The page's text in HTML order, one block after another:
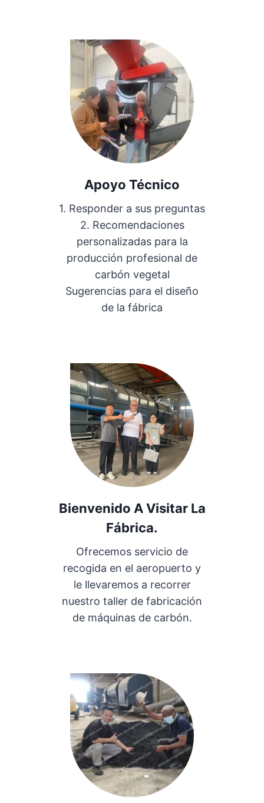
Apoyo Técnico
1. Responder a sus preguntas
2. Recomendaciones
personalizadas para la
producción profesional de
carbón vegetal
Sugerencias para el diseño
de la fábrica
Bienvenido A Visitar La
Fábrica.
Ofrecemos servicio de
recogida en el aeropuerto y
le llevaremos a recorrer
nuestro taller de fabricación
de máquinas de carbón.